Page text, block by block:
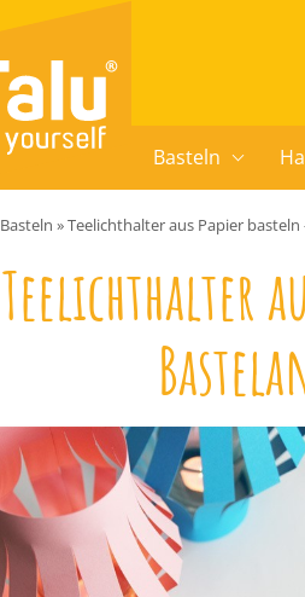
Basteln
Basteln »Teelichthalter aus Papier
Teelichthalter